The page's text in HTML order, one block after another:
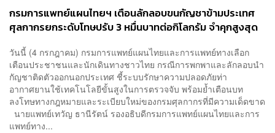
กรมการแพทย์แผนไทยฯ เตือนลักลอบขนกัญชาข้ามประเทศ
ศุลกากรยกระดับโทษปรับ 3 หมื่นบาทต่อกิโลกรัม จำคุกสูงสุด
วันนี้ (4 กรกฎาคม) กรมการแพทย์แผนไทยและการแพทย์ทางเลือก
เตือนประชาชนและนักเดินทางชาวไทย กรณีการพกพาและลักลอบนำ
กัญชาติดตัวออกนอกประเทศ ชี้ระบบรักษาความปลอดภัยท่า
อากาศยานใช้เทคโนโลยีขั้นสูงในการตรวจจับ พร้อมย้ำเตือนบท
ลงโทษทางกฎหมายและระเบียบใหม่ของกรมศุลกากรที่มีความเด็ดขาด
นายแพทย์เทวัญ ธานีรัตน์ รองอธิบดีกรมการแพทย์แผนไทยและการ
แพทย์ทาง...